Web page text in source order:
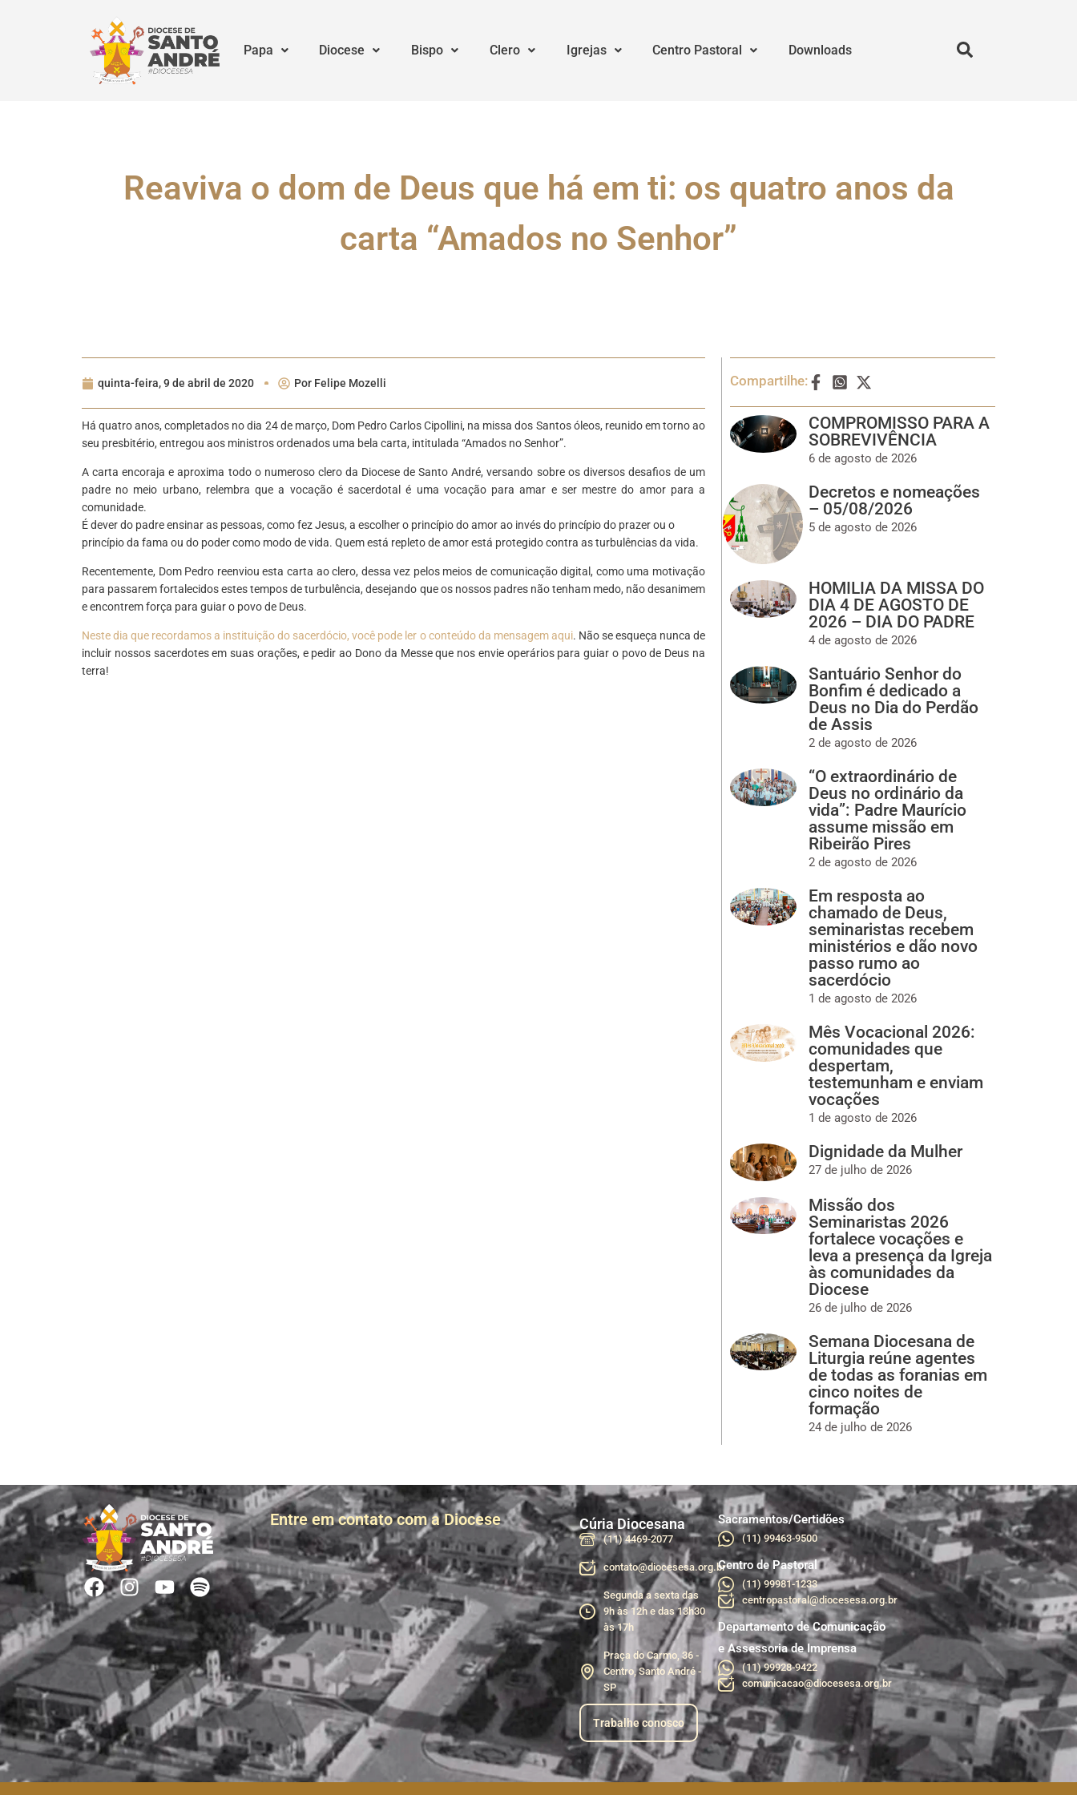
Papa Diocese Bispo Clero Igrejas Centro Pastoral Downloads
Reaviva o dom de Deus que há em ti: os quatro anos da
carta “Amados no Senhor”
quinta-feira, 9 de abril de 2020 Por Felipe Mozelli
Há quatro anos, completados no dia 24 de março, Dom Pedro Carlos Cipollini, na missa dos Santos óleos, reunido em torno ao
seu presbitério, entregou aos ministros ordenados uma bela carta, intitulada “Amados no Senhor”.
A carta encoraja e aproxima todo o numeroso clero da Diocese de Santo André, versando sobre os diversos desafios de um
padre no meio urbano, relembra que a vocação é sacerdotal é uma vocação para amar e ser mestre do amor para a
comunidade.
É dever do padre ensinar as pessoas, como fez Jesus, a escolher o princípio do amor ao invés do princípio do prazer ou o
princípio da fama ou do poder como modo de vida. Quem está repleto de amor está protegido contra as turbulências da vida.
Recentemente, Dom Pedro reenviou esta carta ao clero, dessa vez pelos meios de comunicação digital, como uma motivação
para passarem fortalecidos estes tempos de turbulência, desejando que os nossos padres não tenham medo, não desanimem
e encontrem força para guiar o povo de Deus.
Neste dia que recordamos a instituição do sacerdócio, você pode ler o conteúdo da mensagem aqui. Não se esqueça nunca de
incluir nossos sacerdotes em suas orações, e pedir ao Dono da Messe que nos envie operários para guiar o povo de Deus na
terra!
Compartilhe:
COMPROMISSO PARA A
SOBREVIVÊNCIA
6 de agosto de 2026
Decretos e nomeações
– 05/08/2026
5 de agosto de 2026
HOMILIA DA MISSA DO
DIA 4 DE AGOSTO DE
2026 – DIA DO PADRE
4 de agosto de 2026
Santuário Senhor do
Bonfim é dedicado a
Deus no Dia do Perdão
de Assis
2 de agosto de 2026
“O extraordinário de
Deus no ordinário da
vida”: Padre Maurício
assume missão em
Ribeirão Pires
2 de agosto de 2026
Em resposta ao
chamado de Deus,
seminaristas recebem
ministérios e dão novo
passo rumo ao
sacerdócio
1 de agosto de 2026
Mês Vocacional 2026:
comunidades que
despertam,
testemunham e enviam
vocações
1 de agosto de 2026
Dignidade da Mulher
27 de julho de 2026
Missão dos
Seminaristas 2026
fortalece vocações e
leva a presença da Igreja
às comunidades da
Diocese
26 de julho de 2026
Semana Diocesana de
Liturgia reúne agentes
de todas as foranias em
cinco noites de
formação
24 de julho de 2026
Entre em contato com a Diocese Cúria Diocesana
(11) 4469-2077
contato@diocesesa.org.br
Segunda a sexta das
9h às 12h e das 13h30
às 17h
Praça do Carmo, 36 -
Centro, Santo André -
SP
Trabalhe conosco
Sacramentos/Certidões
(11) 99463-9500
Centro de Pastoral
(11) 99981-1233
centropastoral@diocesesa.org.br
Departamento de Comunicação
e Assessoria de Imprensa
(11) 99928-9422
comunicacao@diocesesa.org.br